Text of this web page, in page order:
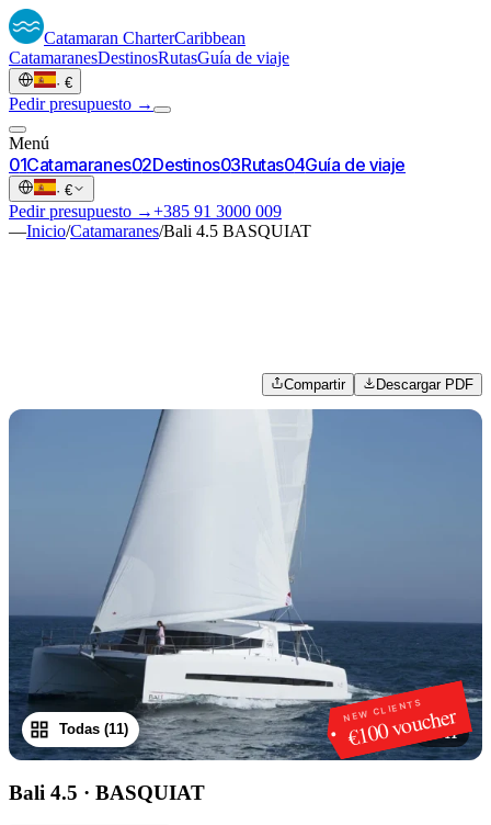
Catamaran CharterCaribbean
CatamaranesDestinosRutasGuía de viaje
· €
Pedir presupuesto →
Menú
01Catamaranes02Destinos03Rutas04Guía de viaje
· €
Pedir presupuesto →+385 91 3000 009
—Inicio/Catamaranes/Bali 4.5 BASQUIAT
Compartir Descargar PDF
NEW CLIENTS
€100 voucher
1/11
Todas (11)
Bali 4.5 · BASQUIAT